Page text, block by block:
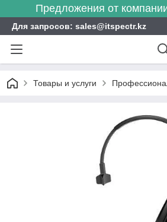
Предложения от
Для запросов: sales@itspectr.kz
Товары и услуги